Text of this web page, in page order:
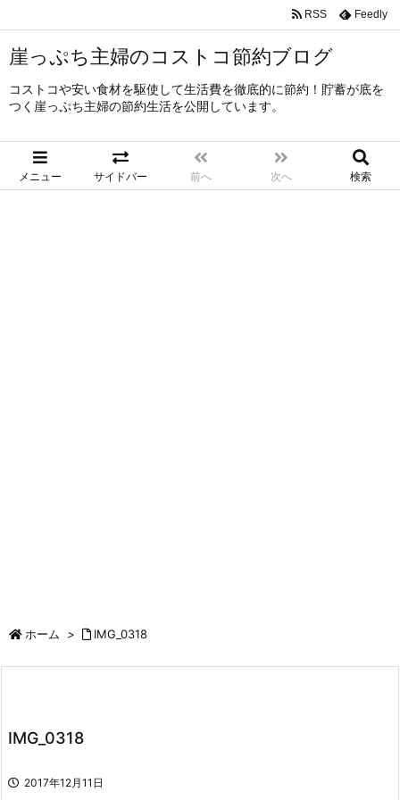
崖っぷち主婦のコストコ節約ブログ
コストコや安い食材を駆使して生活費を徹底的に節約！貯蓄が底を
つく崖っぷち主婦の節約生活を公開しています。
メニュー サイドバー 前へ 次へ 検索
RSS Feedly
ホーム > IMG_0318
IMG_0318
2017年12月11日